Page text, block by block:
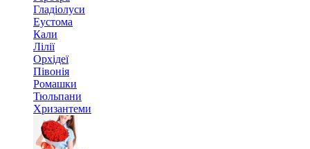
Гладіолуси
Еустома
Кали
Лілії
Орхідеї
Півонія
Ромашки
Тюльпани
Хризантеми